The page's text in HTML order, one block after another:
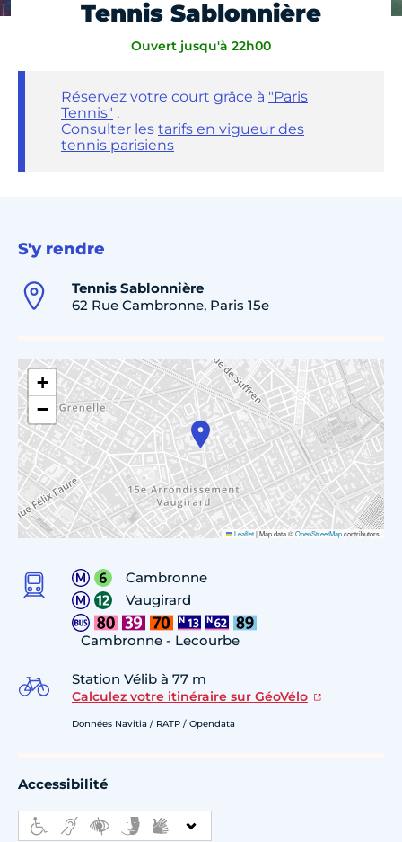
Tennis Sablonnière
Ouvert jusqu'à 22h00
Réservez votre court grâce à "Paris
Tennis" .
Consulter les tarifs en vigueur des
tennis parisiens
S'y rendre
Tennis Sablonnière
62 Rue Cambronne, Paris 15e
+
−
Leaflet|Map data ©OpenStreetMapcontributors
Cambronne
Vaugirard
Cambronne - Lecourbe
Station Vélib à 77 m
Calculez votre itinéraire sur GéoVélo
Données Navitia / RATP / Opendata
Accessibilité